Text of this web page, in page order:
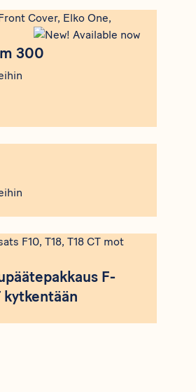
300
F-
kytkentään
F-10/T-18/T-18 CT kytkentään